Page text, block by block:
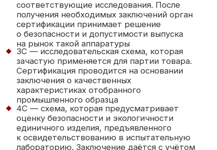
Несоответствие продукции
регламентным требованиям. То есть
подтверждение того, что газовая
аппаратура не соответствует всем
перечисленным выше требованиям
по безопасности и качеству. Это может
быть замечено на стадии проверки
документации в органе сертификации
или в процессе исследования в
аккредитованной лаборатории
Причины отказов
в сертификации